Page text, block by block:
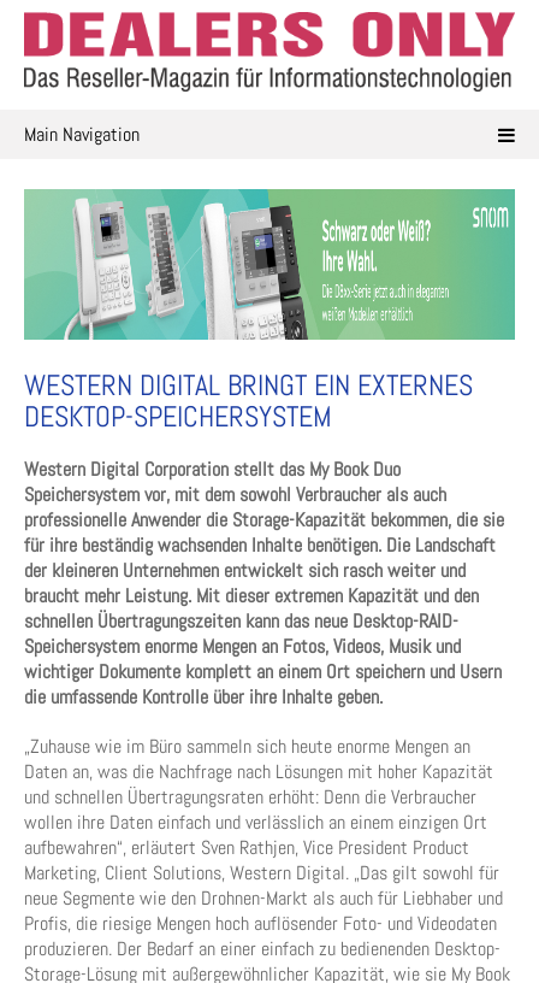
Skip
content
Main Navigation
WESTERN DIGITAL BRINGT EIN EXTERNES
DESKTOP-SPEICHERSYSTEM
Western Digital Corporation stellt das My Book Duo
Speichersystem vor, mit dem sowohl Verbraucher als auch
professionelle Anwender die Storage-Kapazität bekommen, die sie
für ihre beständig wachsenden Inhalte benötigen. Die Landschaft
der kleineren Unternehmen entwickelt sich rasch weiter und
braucht mehr Leistung. Mit dieser extremen Kapazität und den
schnellen Übertragungszeiten kann das neue Desktop-RAID-
Speichersystem enorme Mengen an Fotos, Videos, Musik und
wichtiger Dokumente komplett an einem Ort speichern und Usern
die umfassende Kontrolle über ihre Inhalte geben.
„Zuhause wie im Büro sammeln sich heute enorme Mengen an
Daten an, was die Nachfrage nach Lösungen mit hoher Kapazität
und schnellen Übertragungsraten erhöht: Denn die Verbraucher
wollen ihre Daten einfach und verlässlich an einem einzigen Ort
aufbewahren“, erläutert Sven Rathjen, Vice President Product
Marketing, Client Solutions, Western Digital. „Das gilt sowohl für
neue Segmente wie den Drohnen-Markt als auch für Liebhaber und
Profis, die riesige Mengen hoch auflösender Foto- und Videodaten
produzieren. Der Bedarf an einer einfach zu bedienenden Desktop-
Storage-Lösung mit außergewöhnlicher Kapazität, wie sie My Book